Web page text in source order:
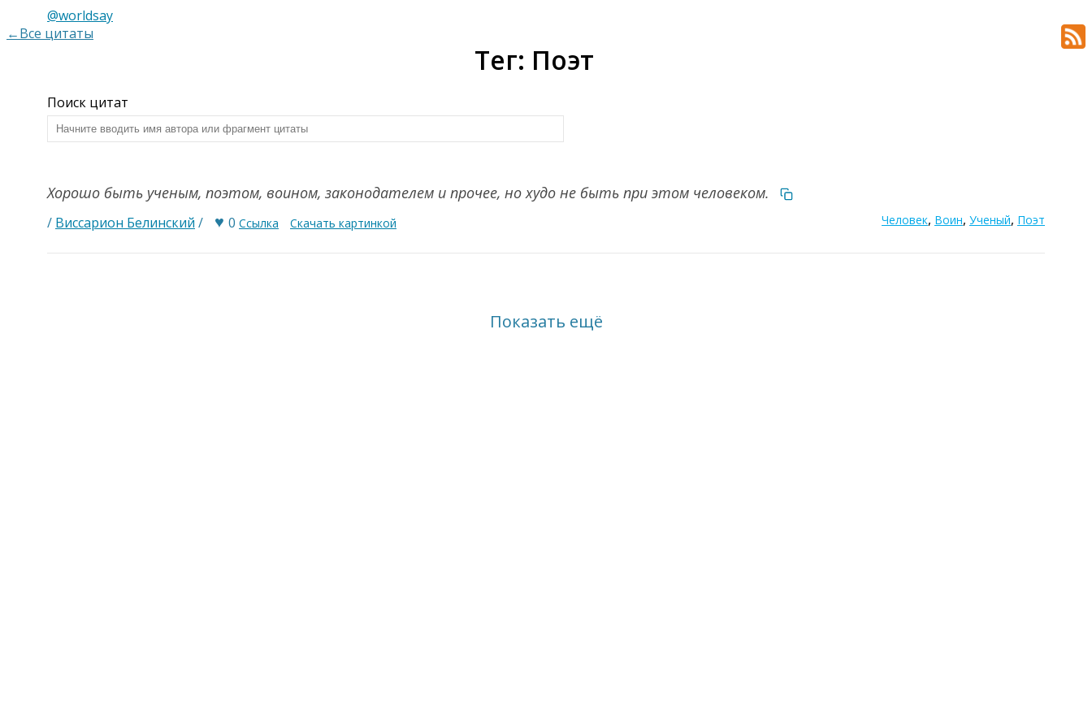
@worldsay
←Все цитаты
Тег: Поэт
Поиск цитат
Хорошо быть ученым, поэтом, воином, законодателем и прочее, но худо не быть при этом человеком.
/ Виссарион Белинский / ♥ 0 Ссылка Скачать картинкой Человек, Воин, Ученый, Поэт
Показать ещё